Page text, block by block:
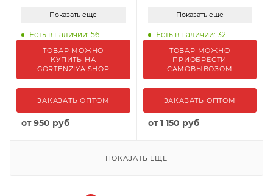
Показать еще
Есть в наличии: 56
ТОВАР МОЖНО
КУПИТЬ НА
GORTENZIYA.SHOP
ЗАКАЗАТЬ ОПТОМ
от950 руб
Показать еще
Есть в наличии: 32
ТОВАР МОЖНО
ПРИОБРЕСТИ
САМОВЫВОЗОМ
ЗАКАЗАТЬ ОПТОМ
от1 150 руб
ПОКАЗАТЬ ЕЩЕ